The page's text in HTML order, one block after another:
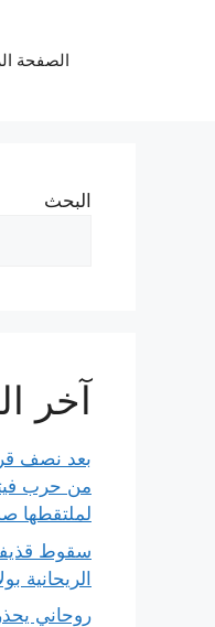
الصفحة
البحث
آخر
بعد نصف
من حرب
لملتقطها
سقوط
الريحانية
روحاني